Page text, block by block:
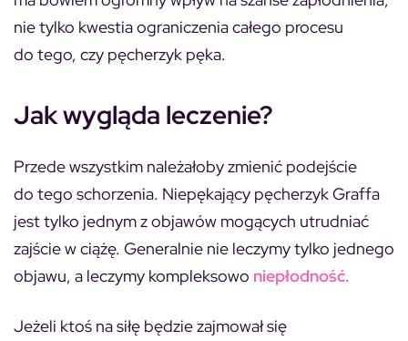
nie tylko kwestia ograniczenia całego procesu
do tego, czy pęcherzyk pęka.
Jak wygląda leczenie?
Przede wszystkim należałoby zmienić podejście
do tego schorzenia. Niepękający pęcherzyk Graffa
jest tylko jednym z objawów mogących utrudniać
zajście w ciążę. Generalnie nie leczymy tylko jednego
objawu, a leczymy kompleksowo niepłodność.
Jeżeli ktoś na siłę będzie zajmował się